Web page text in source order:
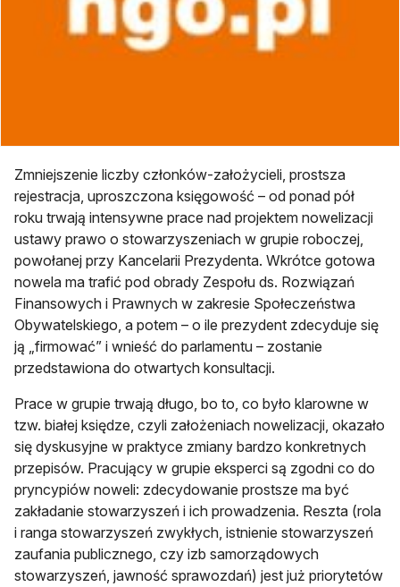
Zmniejszenie liczby członków-założycieli, prostsza
rejestracja, uproszczona księgowość – od ponad pół
roku trwają intensywne prace nad projektem nowelizacji
ustawy prawo o stowarzyszeniach w grupie roboczej,
powołanej przy Kancelarii Prezydenta. Wkrótce gotowa
nowela ma trafić pod obrady Zespołu ds. Rozwiązań
Finansowych i Prawnych w zakresie Społeczeństwa
Obywatelskiego, a potem – o ile prezydent zdecyduje się
ją „firmować” i wnieść do parlamentu – zostanie
przedstawiona do otwartych konsultacji.
Prace w grupie trwają długo, bo to, co było klarowne w
tzw. białej księdze, czyli założeniach nowelizacji, okazało
się dyskusyjne w praktyce zmiany bardzo konkretnych
przepisów. Pracujący w grupie eksperci są zgodni co do
pryncypiów noweli: zdecydowanie prostsze ma być
zakładanie stowarzyszeń i ich prowadzenia. Reszta (rola
i ranga stowarzyszeń zwykłych, istnienie stowarzyszeń
zaufania publicznego, czy izb samorządowych
stowarzyszeń, jawność sprawozdań) jest już priorytetów